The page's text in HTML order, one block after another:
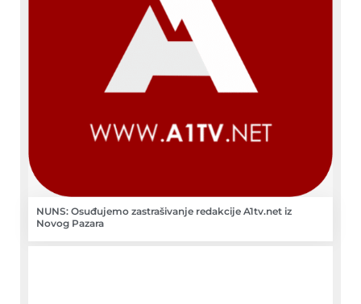
NUNS: Osuđujemo zastrašivanje redakcije A1tv.net iz
Novog Pazara